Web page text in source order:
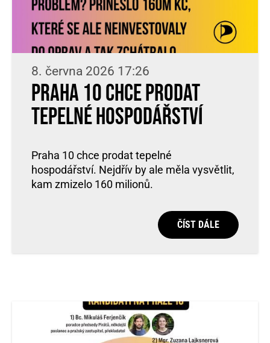
8. června 2026 17:26
Praha 10 chce prodat
tepelné hospodářství
Praha 10 chce prodat tepelné
hospodářství. Nejdřív by ale měla vysvětlit,
kam zmizelo 160 milionů.
ČÍST DÁLE